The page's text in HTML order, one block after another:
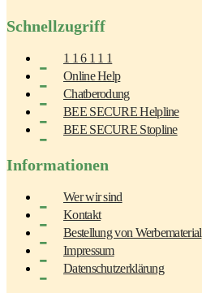
Schnellzugriff
1 1 6 1 1 1
Online Help
Chatberodung
BEE SECURE Helpline
BEE SECURE Stopline
Informationen
Wer wir sind
Kontakt
Bestellung von Werbematerial
Impressum
Datenschutzerklärung